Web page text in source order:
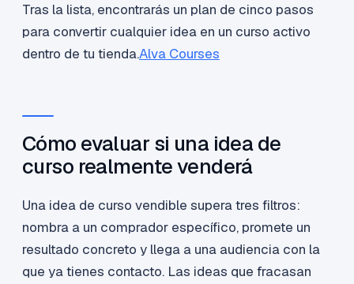
Tras la lista, encontrarás un plan de cinco pasos
para convertir cualquier idea en un curso activo
dentro de tu tienda.Alva Courses
Cómo evaluar si una idea de
curso realmente venderá
Una idea de curso vendible supera tres filtros:
nombra a un comprador específico, promete un
resultado concreto y llega a una audiencia con la
que ya tienes contacto. Las ideas que fracasan